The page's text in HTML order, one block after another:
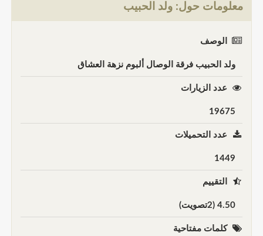
معلومات حول: ولد الحبيب
الوصف
ولد الحبيب فرقة الوصال ألبوم نزهة العشاق
عدد الزيارات
19675
عدد التحميلات
1449
التقييم
4.50 (2تصويت)
كلمات مفتاحية